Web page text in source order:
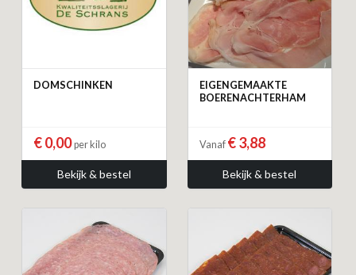
DOMSCHINKEN
€ 0,00per kilo
Bekijk & bestel
EIGENGEMAAKTE
BOERENACHTERHAM
Vanaf € 3,88
Bekijk & bestel